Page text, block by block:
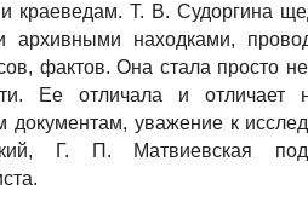
краеведам. Т. В. Судоргина
архивными находками,
фактов. Она стала просто
Ее отличала и отличает
документам, уважение к
Г. П. Матвиевская